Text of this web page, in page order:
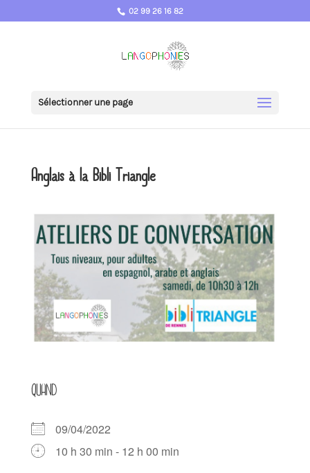
02 99 26 16 82
Sélectionner une page
Anglais à la Bibli Triangle
QUAND
09/04/2022
10 h 30 min - 12 h 00 min